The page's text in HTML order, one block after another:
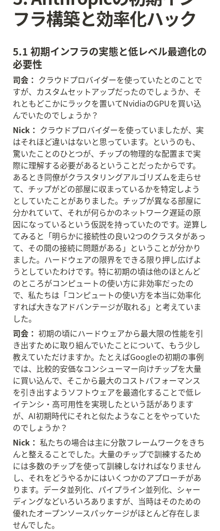
フラ構築と効率化ハック
5.1 初期インフラの実態と低レベル最適化の
必要性
司会： クラウドプロバイダーを使っていたとのことで
すが、カスタムセットアップだったのでしょうか、そ
れともどこかにラックを置いてNvidiaのGPUを買い込
んでいたのでしょうか？
Nick： クラウドプロバイダーを使っていましたが、実
はそれほど違いはないと思っています。というのも、
驚いたことのひとつが、チップの物理的な配置まで実
際に理解する必要があるということだったからです。
あるとき同僚がクラスタリングアルゴリズムを走らせ
て、チップがどの部屋に収まっているかを特定しよう
としていたことがありました。チップが異なる部屋に
分かれていて、それが何らかのネットワーク遅延の原
因になっているという仮説を持っていたのです。逆算し
てみると「明らかに接続性の良い2つのクラスタがあっ
て、その間の接続に問題がある」ということが分かり
ました。ハードウェアの限界をできる限り押し広げよ
うとしていたわけです。特に初期の頃は他のほとんど
のところがコンピュートの使い方に非効率だったの
で、私たちは「コンピュートの使い方を本当に効率化
すれば大きなアドバンテージが取れる」と考えていま
した。
司会： 初期の頃にハードウェアから最大限の性能を引
き出すために取り組んでいたことについて、もう少し
教えていただけますか。たとえばGoogleの初期の事例
では、比較的安価なコンシューマー向けチップを大量
に買い込んで、そこから最大のコストパフォーマンス
を引き出すようソフトウェアを最適化することで低レ
イテンシ・高可用性を実現したという話があります
が、AI初期時代にそれと似たようなことをやっていた
のでしょうか？
Nick： 私たちの場合は主に分散フレームワークをきち
んと整えることでした。大量のチップで訓練するため
には多数のチップを使って訓練しなければなりません
し、それをどうやるかにはいくつかのアプローチがあ
ります。データ並列化、パイプライン並列化、シャー
ディングなどいろいろありますが、当時はそのための
優れたオープンソースパッケージがほとんど存在しま
せんでした。